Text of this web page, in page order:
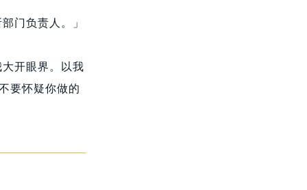
门负责人。」
开眼界。以我
要怀疑你做的